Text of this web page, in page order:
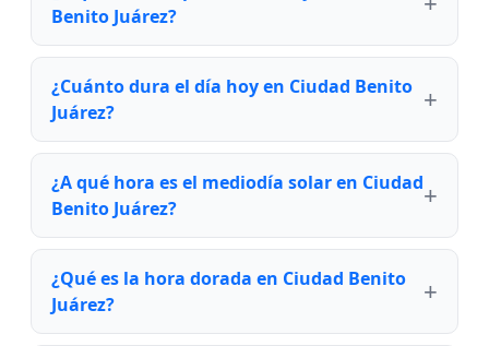
Benito Juárez?
¿Cuánto dura el día hoy en Ciudad Benito
Juárez?
¿A qué hora es el mediodía solar en Ciudad
Benito Juárez?
¿Qué es la hora dorada en Ciudad Benito
Juárez?